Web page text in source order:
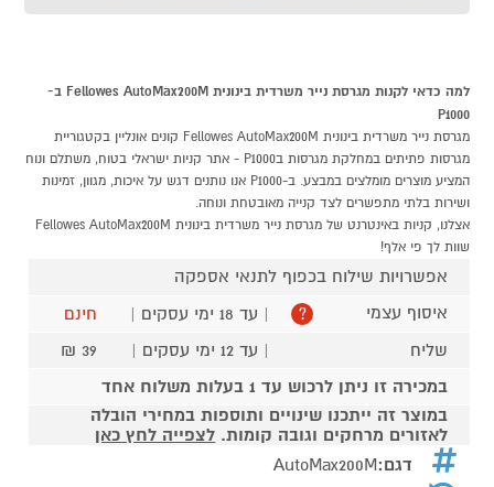
למה כדאי לקנות מגרסת נייר משרדית בינונית Fellowes AutoMax200M ב-
P1000
מגרסת נייר משרדית בינונית Fellowes AutoMax200M קונים אונליין בקטגוריית
מגרסות פתיתים במחלקת מגרסות בP1000 - אתר קניות ישראלי בטוח, משתלם ונוח
המציע מוצרים מומלצים במבצע. ב-P1000 אנו נותנים דגש על איכות, מגוון, זמינות
ושירות בלתי מתפשרים לצד קנייה מאובטחת ונוחה.
אצלנו, קניות באינטרנט של מגרסת נייר משרדית בינונית Fellowes AutoMax200M
שוות לך פי אלף!
אפשרויות שילוח בכפוף לתנאי אספקה
איסוף עצמי
? | עד 18 ימי עסקים |
חינם
שליח
| עד 12 ימי עסקים |
39 ₪
במכירה זו ניתן לרכוש עד 1 בעלות משלוח אחד
במוצר זה ייתכנו שינויים ותוספות במחירי הובלה
לאזורים מרחקים וגובה קומות. לצפייה לחץ כאן
דגם:AutoMax200M